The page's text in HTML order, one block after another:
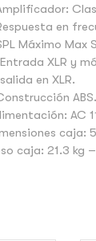
en
Máximo Max
Entrada XLR y
salida en XLR.
ABS.
AC
caja:
caja: 21.3 kg